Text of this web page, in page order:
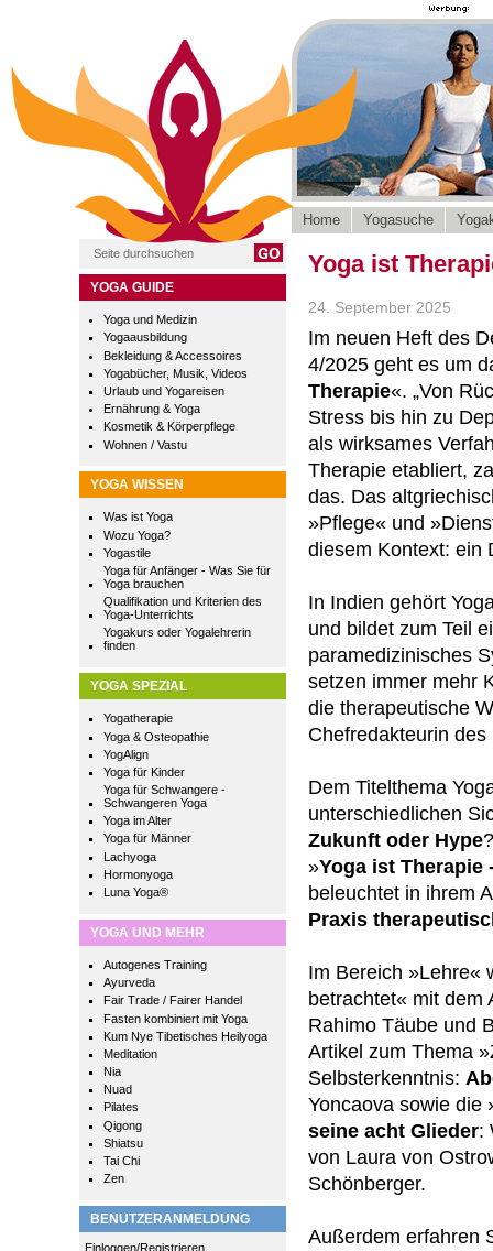
YOGA GUIDE
Yoga und Medizin
Yogaausbildung
Bekleidung & Accessoires
Yogabücher, Musik, Videos
Urlaub und Yogareisen
Ernährung & Yoga
Kosmetik & Körperpflege
Wohnen / Vastu
YOGA WISSEN
Was ist Yoga
Wozu Yoga?
Yogastile
Yoga für Anfänger - Was Sie für
Yoga brauchen
Qualifikation und Kriterien des
Yoga-Unterrichts
Yogakurs oder Yogalehrerin
finden
YOGA SPEZIAL
Yogatherapie
Yoga & Osteopathie
YogAlign
Yoga für Kinder
Yoga für Schwangere -
Schwangeren Yoga
Yoga im Alter
Yoga für Männer
Lachyoga
Hormonyoga
Luna Yoga®
YOGA UND MEHR
Autogenes Training
Ayurveda
Fair Trade / Fairer Handel
Fasten kombiniert mit Yoga
Kum Nye Tibetisches Heilyoga
Meditation
Nia
Nuad
Pilates
Qigong
Shiatsu
Tai Chi
Zen
BENUTZERANMELDUNG
Einloggen/Registrieren
Home Yogasuche
Yoga ist
24. September 2025
Im neuen Heft des
4/2025 geht es um
Therapie«. „Von
Stress bis hin zu
als wirksames
Therapie etabliert,
das. Das
»Pflege« und
diesem Kontext: ein
In Indien gehört
und bildet zum Teil
paramedizinisches
setzen immer mehr
die therapeutische
Chefredakteurin
Dem Titelthema
unterschiedlichen
Zukunft oder Hype
»Yoga ist Therapie
beleuchtet in ihrem
Praxis
Im Bereich »Lehre«
betrachtet« mit dem
Rahimo Täube und
Artikel zum Thema
Selbsterkenntnis:
Yoncaova sowie die
seine acht Glieder:
von Laura von
Schönberger.
Außerdem erfahren